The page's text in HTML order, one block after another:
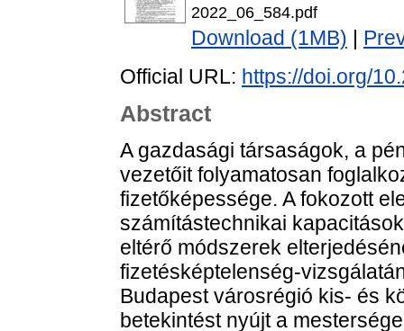
2022_06_584.pdf
Download (1MB)
Official URL: https://doi.org/
Abstract
A gazdasági társaságok, a
vezetőit folyamatosan
fizetőképessége. A fokozott
számítástechnikai
eltérő módszerek
fizetésképtelenség-
Budapest városrégió kis- és
betekintést nyújt a